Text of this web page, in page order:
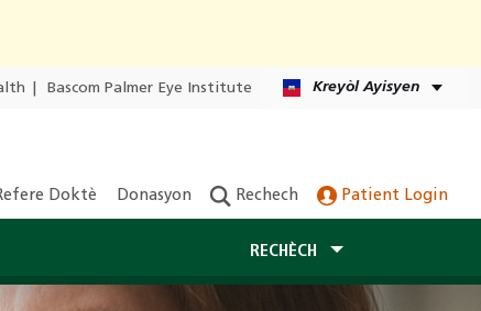
Bascom Palmer Eye Institute Kreyòl Ayisyen
Doktè Donasyon Rechech Patient Login
RECHÈCH